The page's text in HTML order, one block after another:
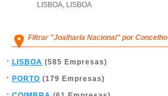
LISBOA, LISBOA
Filtrar "Joalharia Nacional" por Concelho
LISBOA (585 Empresas)
PORTO (179 Empresas)